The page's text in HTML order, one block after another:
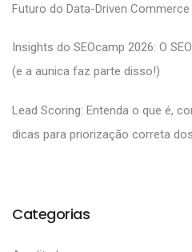
Futuro do Data-Driven Commerce
Insights do SEOcamp 2026: O
(e a aunica faz parte disso!)
Lead Scoring: Entenda o que é,
dicas para priorização correta
Categorias